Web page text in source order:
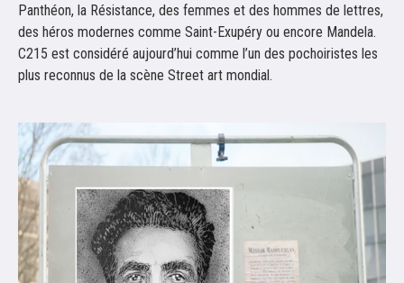
Panthéon, la Résistance, des femmes et des hommes de lettres,
des héros modernes comme Saint-Exupéry ou encore Mandela.
C215 est considéré aujourd’hui comme l’un des pochoiristes les
plus reconnus de la scène Street art mondial.